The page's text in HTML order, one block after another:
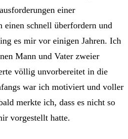
einer
schnell überfordern und
es mir vor einigen Jahren. Ich
Mann und Vater zweier
völlig unvorbereitet in die
war ich motiviert und voller
merkte ich, dass es nicht so
vorgestellt hatte.